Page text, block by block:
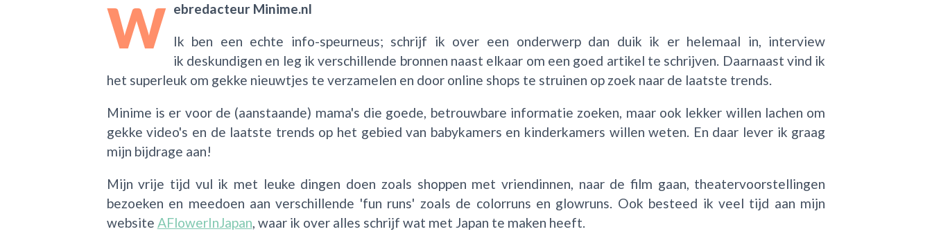
W ebredacteur Minime.nl
Ik ben een echte info-speurneus; schrijf ik over een onderwerp dan duik ik er helemaal in, interview
ik deskundigen en leg ik verschillende bronnen naast elkaar om een goed artikel te schrijven. Daarnaast vind ik
het superleuk om gekke nieuwtjes te verzamelen en door online shops te struinen op zoek naar de laatste trends.
Minime is er voor de (aanstaande) mama's die goede, betrouwbare informatie zoeken, maar ook lekker willen lachen om
gekke video's en de laatste trends op het gebied van babykamers en kinderkamers willen weten. En daar lever ik graag
mijn bijdrage aan!
Mijn vrije tijd vul ik met leuke dingen doen zoals shoppen met vriendinnen, naar de film gaan, theatervoorstellingen
bezoeken en meedoen aan verschillende 'fun runs' zoals de colorruns en glowruns. Ook besteed ik veel tijd aan mijn
website AFlowerInJapan, waar ik over alles schrijf wat met Japan te maken heeft.